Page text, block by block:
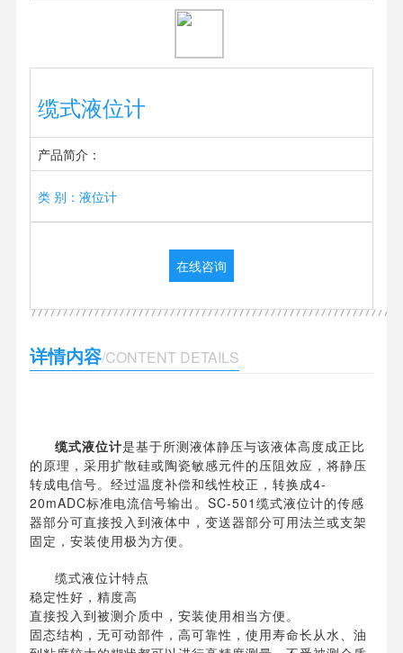
缆式液位计
产品简介：
类 别：液位计
在线咨询
详情内容/CONTENT DETAILS
缆式液位计是基于所测液体静压与该液体高度成正比
的原理，采用扩散硅或陶瓷敏感元件的压阻效应，将静压
转成电信号。经过温度补偿和线性校正，转换成4-
20mADC标准电流信号输出。SC-501缆式液位计的传感
器部分可直接投入到液体中，变送器部分可用法兰或支架
固定，安装使用极为方便。
缆式液位计特点
稳定性好，精度高
直接投入到被测介质中，安装使用相当方便。
固态结构，无可动部件，高可靠性，使用寿命长从水、油